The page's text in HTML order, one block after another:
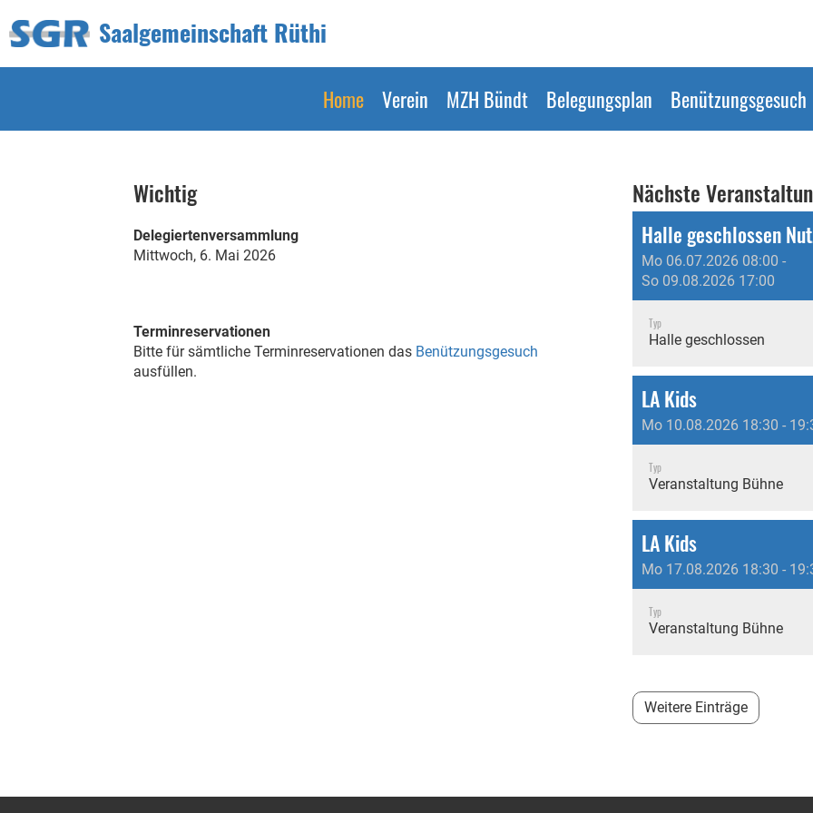
Saalgemeinschaft Rüthi
Home Verein MZH Bündt Belegungsplan Benützungsgesuch
Wichtig
Delegiertenversammlung
Mittwoch, 6. Mai 2026
Terminreservationen
Bitte für sämtliche Terminreservationen das Benützungsgesuch
ausfüllen.
Nächste
Halle geschlossen
Mo 06.07.2026 08:00 -
So 09.08.2026 17:00
Typ
Halle geschlossen
LA Kids
Mo 10.08.2026 18:30 -
Typ
Veranstaltung Bühne
LA Kids
Mo 17.08.2026 18:30 -
Typ
Veranstaltung Bühne
Weitere Einträge